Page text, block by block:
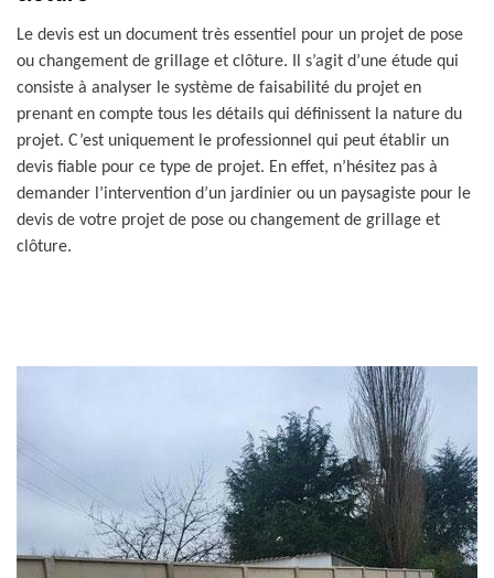
Le devis est un document très essentiel pour un projet de pose
ou changement de grillage et clôture. Il s’agit d’une étude qui
consiste à analyser le système de faisabilité du projet en
prenant en compte tous les détails qui définissent la nature du
projet. C’est uniquement le professionnel qui peut établir un
devis fiable pour ce type de projet. En effet, n’hésitez pas à
demander l’intervention d’un jardinier ou un paysagiste pour le
devis de votre projet de pose ou changement de grillage et
clôture.